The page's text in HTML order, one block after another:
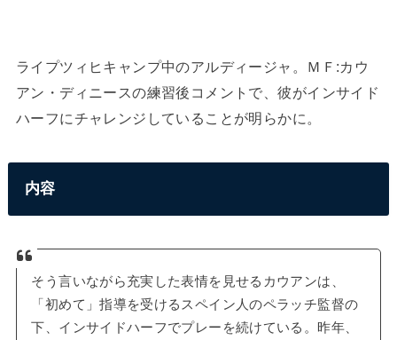
ライプツィヒキャンプ中のアルディージャ。ＭＦ:カウ
アン・ディニースの練習後コメントで、彼がインサイド
ハーフにチャレンジしていることが明らかに。
内容
そう言いながら充実した表情を見せるカウアンは、
「初めて」指導を受けるスペイン人のペラッチ監督の
下、インサイドハーフでプレーを続けている。昨年、